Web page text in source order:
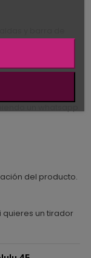
y barra de
en tu
que se
del producto.
quieres un tirador